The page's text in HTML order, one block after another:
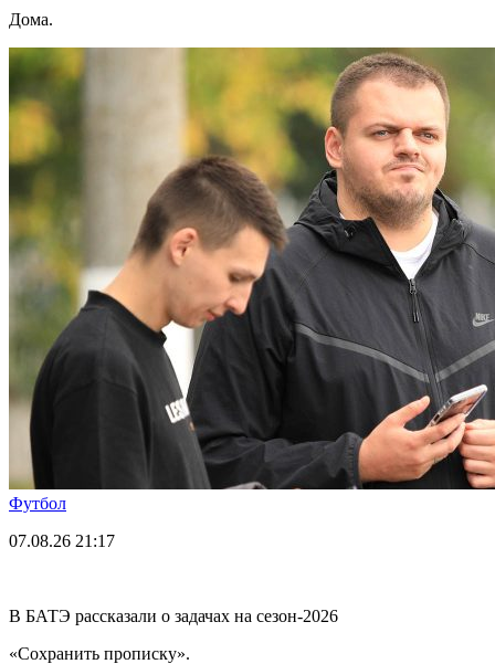
Дома.
Футбол
07.08.26 21:17
В БАТЭ рассказали о задачах на сезон-2026
«Сохранить прописку».